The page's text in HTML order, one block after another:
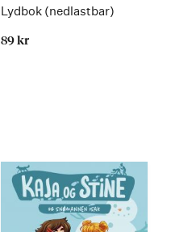
Lydbok (nedlastbar)
89 kr